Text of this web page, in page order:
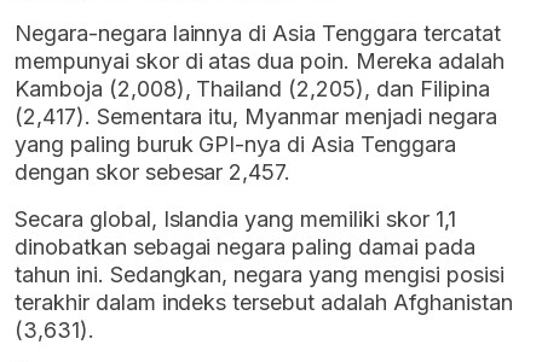
Negara-negara lainnya di Asia Tenggara tercatat
mempunyai skor di atas dua poin. Mereka adalah
Kamboja (2,008), Thailand (2,205), dan Filipina
(2,417). Sementara itu, Myanmar menjadi negara
yang paling buruk GPI-nya di Asia Tenggara
dengan skor sebesar 2,457.
Secara global, Islandia yang memiliki skor 1,1
dinobatkan sebagai negara paling damai pada
tahun ini. Sedangkan, negara yang mengisi posisi
terakhir dalam indeks tersebut adalah Afghanistan
(3,631).